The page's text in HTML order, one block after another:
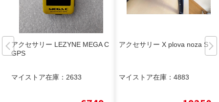
アクセサリー LEZYNE MEGA C
GPS
マイストア在庫： 2633
アクセサリー X plova noza S
マイストア在庫： 4883